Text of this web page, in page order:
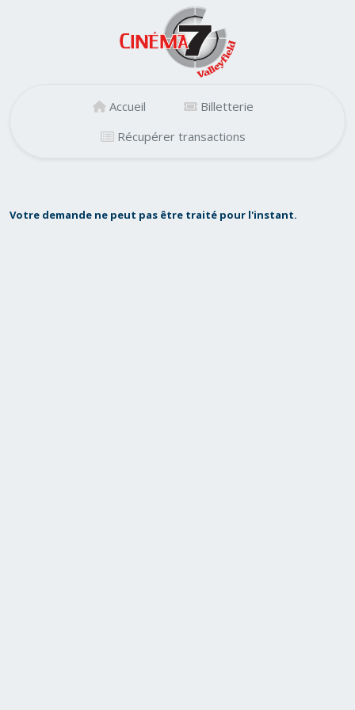
Accueil
Billetterie
Récupérer transactions
Votre demande ne peut pas être traité pour l'instant.